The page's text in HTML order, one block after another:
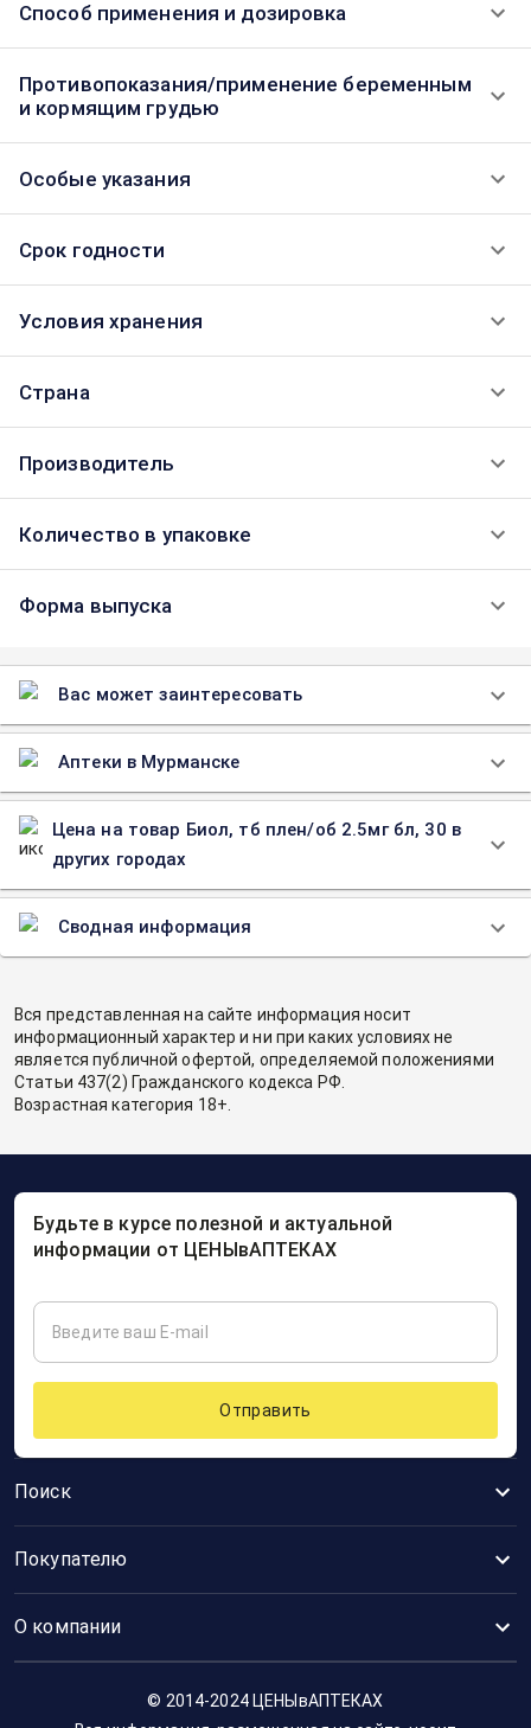
Способ применения и дозировка
Противопоказания/применение беременным
и кормящим грудью
Особые указания
Срок годности
Условия хранения
Страна
Производитель
Количество в упаковке
Форма выпуска
Вас может заинтересовать
Аптеки в Мурманске
Цена на товар Биол, тб плен/об 2.5мг бл, 30 в
других городах
Сводная информация
Вся представленная на сайте информация носит
информационный характер и ни при каких условиях не
является публичной офертой, определяемой положениями
Статьи 437(2) Гражданского кодекса РФ.
Возрастная категория 18+.
Поиск
Покупателю
О компании
Будьте в курсе полезной и актуальной
информации от ЦЕНЫвАПТЕКАХ
Отправить
© 2014-2024 ЦЕНЫвАПТЕКАХ